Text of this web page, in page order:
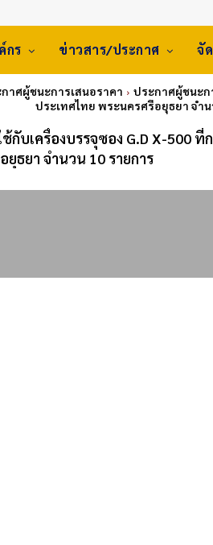
กร ข่าวสาร/ประกาศ จั
กาศผู้ชนะการเสนอราคา
ประกาศผู้ชนะก
ประเทศไทย พระนครศรีอยุธยา จำน
บเครื่องบรรจุซอง G.D X-500 ที่
ธยา จำนวน 10 รายการ